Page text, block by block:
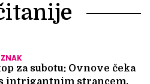
za subotu: Ovnove čeka
intrigantnim strancem,